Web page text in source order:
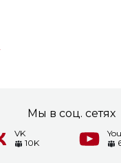
Мы в соц. сетях
VK
10K